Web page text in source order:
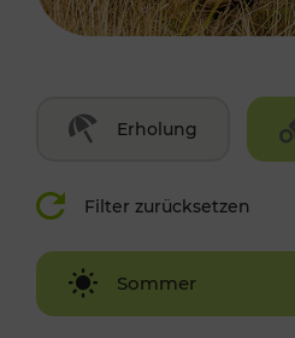
Erholung
Filter zurücksetzen
Sommer
Winter